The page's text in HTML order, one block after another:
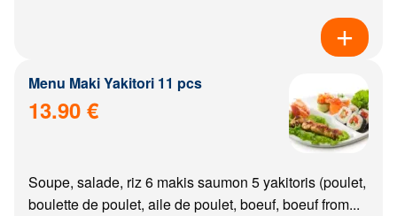
Menu Maki Yakitori 11 pcs
13.90 €
Soupe, salade, riz 6 makis saumon 5 yakitoris (poulet,
boulette de poulet, aile de poulet, boeuf, boeuf from...